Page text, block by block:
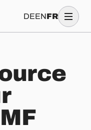
DEENFR
CMF